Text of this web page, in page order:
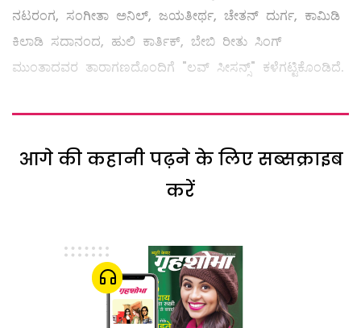
ನಟರಂಗ, ಸಂಗೀತಾ ಅನಿಲ್, ಜಯತೀರ್ಥ, ಚೇತನ್ ದುರ್ಗ, ಕಾಮಿಡಿ
ಕಿಲಾಡಿ ಸದಾನಂದ, ಹುಲಿ ಕಾರ್ತಿಕ್, ಬೇಬಿ ರೀತು ಸಿಂಗ್
ಮುಂತಾದವರ ತಾರಾಗಣದೊಂದಿಗೆ "ಲವ್ ಸೀಸನ್ಸ್" ಕಳೆಗಟ್ಟಿಕೊಂಡಿದೆ.
आगे की कहानी पढ़ने के लिए सब्सक्राइब
करें